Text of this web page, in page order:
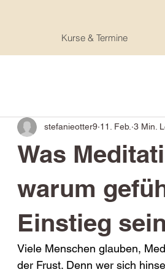
Kurse & Termine
Was
warum
Einstieg
stefanieotter9 11. Feb. 3 Min.
Viele Menschen glauben,
der Frust. Denn wer sich